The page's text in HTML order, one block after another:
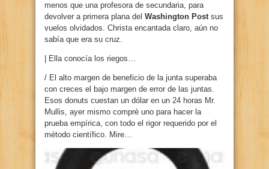
menos que una profesora de secundaria, para
devolver a primera plana del Washington Postsus
vuelos olvidados. Christa encantada claro, aún no
sabía que era su cruz.
| Ella conocía los riegos…
/ El alto margen de beneficio de la junta superaba
con creces el bajo margen de error de las juntas.
Esos donuts cuestan un dólar en un 24 horas Mr.
Mullis, ayer mismo compré uno para hacer la
prueba empírica, con todo el rigor requerido por el
método científico. Mire…